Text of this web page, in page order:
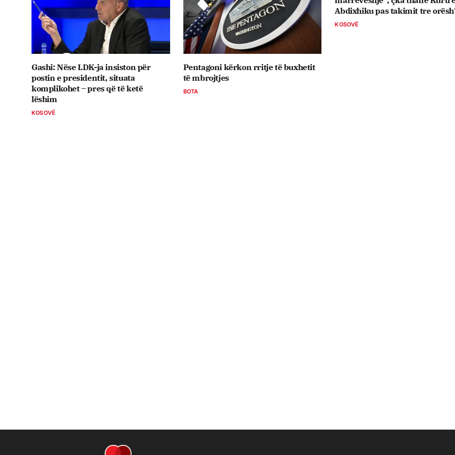
Gashi: Nëse LDK-ja insiston për
postin e presidentit, situata
komplikohet – pres që të ketë
lëshim
KOSOVË
Pentagoni kërkon rritje të buxhetit
të mbrojtjes
BOTA
Abdixhiku pas takimit tre
KOSOVË